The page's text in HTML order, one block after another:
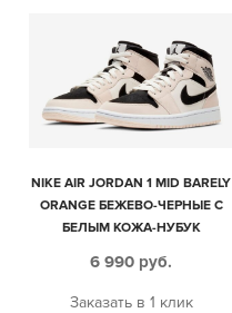
NIKE AIR JORDAN 1 MID BARELY
ORANGE БЕЖЕВО-ЧЕРНЫЕ С
БЕЛЫМ КОЖА-НУБУК
6 990 руб.
Заказать в 1 клик